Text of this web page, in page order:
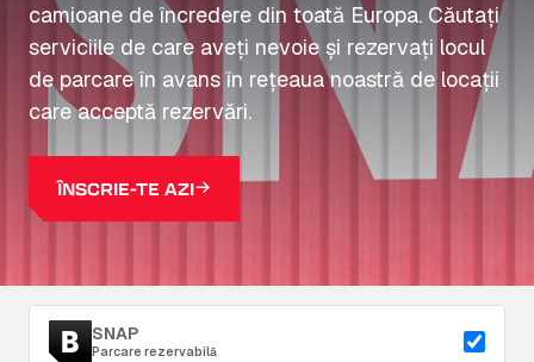
camioane de încredere din toată Europa. Căutați
serviciile de care aveți nevoie și rezervați locul
de parcare în avans în rețeaua noastră de locații
care acceptă rezervări.
ÎNSCRIE-TE AZI
SNAP
Parcare rezervabilă